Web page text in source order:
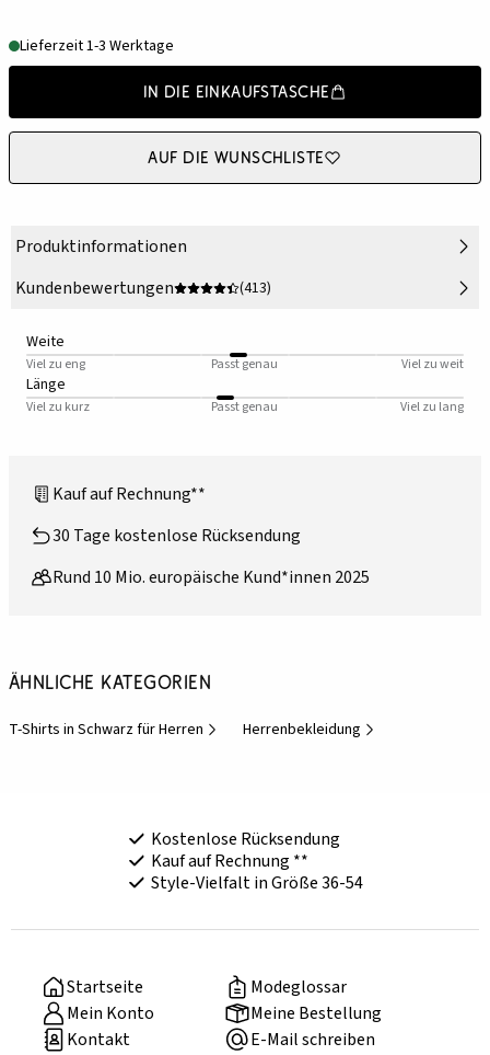
Lieferzeit 1-3 Werktage
In die Einkaufstasche
Auf die Wunschliste
Produktinformationen
Kundenbewertungen
(413)
Weite
Viel zu eng Passt genau Viel zu weit
Länge
Viel zu kurz Passt genau Viel zu lang
Kauf auf Rechnung**
30 Tage kostenlose Rücksendung
Rund 10 Mio. europäische Kund*innen 2025
Ähnliche Kategorien
T-Shirts in Schwarz für Herren Herrenbekleidung
Kostenlose Rücksendung
Kauf auf Rechnung **
Style-Vielfalt in Größe 36-54
Startseite
Modeglossar
Mein Konto
Meine Bestellung
Kontakt
E-Mail schreiben